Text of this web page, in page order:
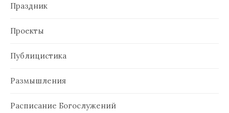
Праздник
Проекты
Публицистика
Размышления
Расписание Богослужений